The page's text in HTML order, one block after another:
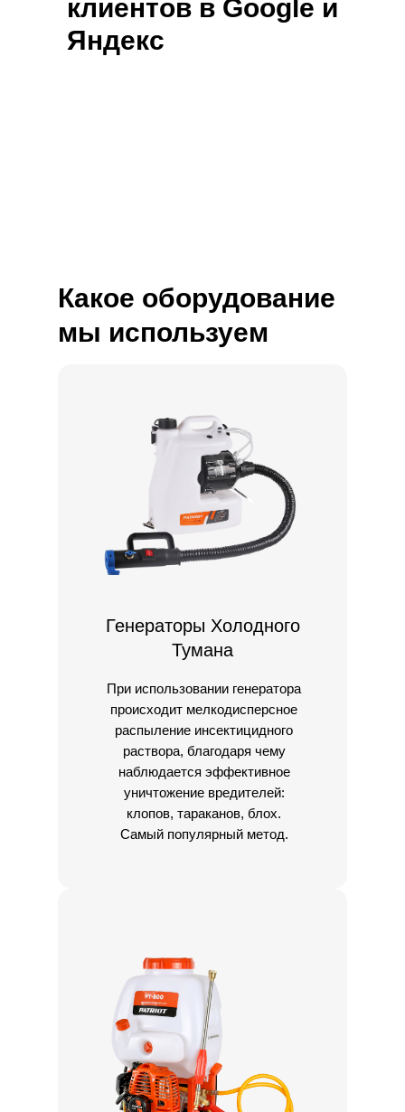
клиентов в Google и
Яндекс
Какое оборудование
мы используем
Генераторы Холодного
Тумана
При использовании генератора
происходит мелкодисперсное
распыление инсектицидного
раствора, благодаря чему
наблюдается эффективное
уничтожение вредителей:
клопов, тараканов, блох.
Самый популярный метод.